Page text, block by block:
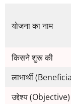
योजना का नाम
किसने शुरू की
लाभार्थी
उद्देश्य (Objective)